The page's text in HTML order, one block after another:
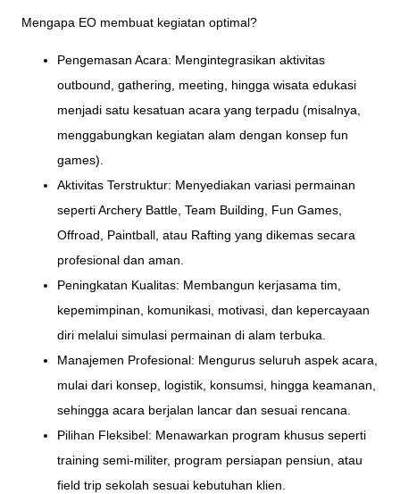
Mengapa EO membuat kegiatan optimal?
Pengemasan Acara: Mengintegrasikan aktivitas
outbound, gathering, meeting, hingga wisata edukasi
menjadi satu kesatuan acara yang terpadu (misalnya,
menggabungkan kegiatan alam dengan konsep fun
games).
Aktivitas Terstruktur: Menyediakan variasi permainan
seperti Archery Battle, Team Building, Fun Games,
Offroad, Paintball, atau Rafting yang dikemas secara
profesional dan aman.
Peningkatan Kualitas: Membangun kerjasama tim,
kepemimpinan, komunikasi, motivasi, dan kepercayaan
diri melalui simulasi permainan di alam terbuka.
Manajemen Profesional: Mengurus seluruh aspek acara,
mulai dari konsep, logistik, konsumsi, hingga keamanan,
sehingga acara berjalan lancar dan sesuai rencana.
Pilihan Fleksibel: Menawarkan program khusus seperti
training semi-militer, program persiapan pensiun, atau
field trip sekolah sesuai kebutuhan klien.